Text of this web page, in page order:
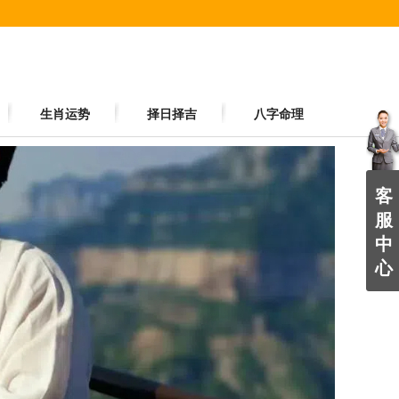
生肖运势 择日择吉 八字命理
客
服
中
心